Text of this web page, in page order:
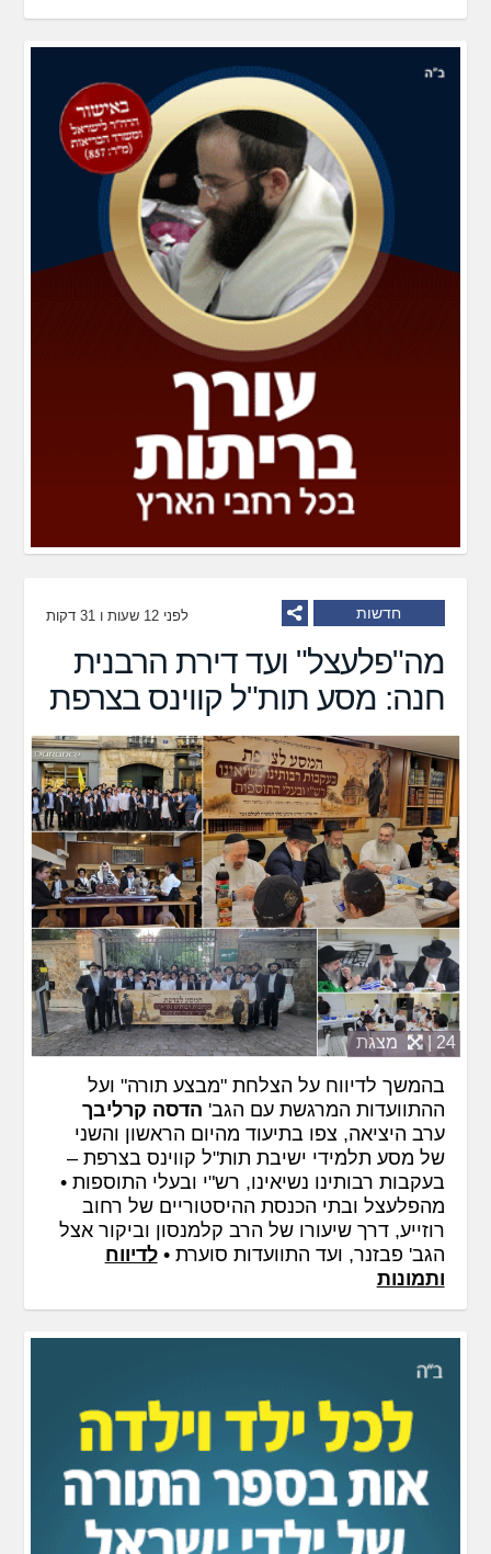
חדשות לפני 12 שעות ו 31 דקות
מה"פלעצל" ועד דירת הרבנית
חנה: מסע תות"ל קווינס בצרפת
24 | מצגת
בהמשך לדיווח על הצלחת "מבצע תורה" ועל
ההתוועדות המרגשת עם הגב' הדסה קרליבך
ערב היציאה, צפו בתיעוד מהיום הראשון והשני
של מסע תלמידי ישיבת תות"ל קווינס בצרפת –
בעקבות רבותינו נשיאינו, רש"י ובעלי התוספות •
מהפלעצל ובתי הכנסת ההיסטוריים של רחוב
רוזייע, דרך שיעורו של הרב קלמנסון וביקור אצל
הגב' פבזנר, ועד התוועדות סוערת •לדיווח
ותמונות